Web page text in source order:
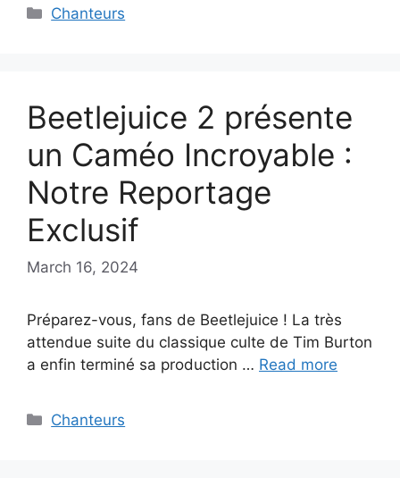
Categories
Chanteurs
Beetlejuice 2 présente
un Caméo Incroyable :
Notre Reportage
Exclusif
March 16, 2024
Préparez-vous, fans de Beetlejuice ! La très
attendue suite du classique culte de Tim Burton
a enfin terminé sa production … Read more
Categories
Chanteurs